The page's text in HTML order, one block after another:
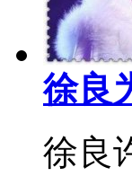
徐良
徐良